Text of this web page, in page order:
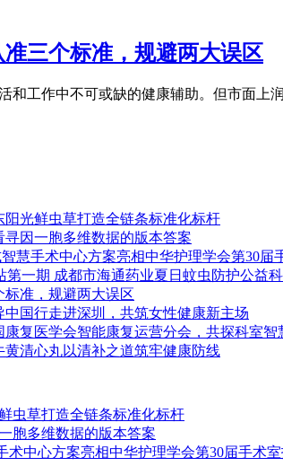
三个标准，规避两大误区
和工作中不可或缺的健康辅助。但市面
光鲜虫草打造全链条标准化标杆
因一胞多维数据的版本答案
慧手术中心方案亮相中华护理学会第30届
一期 成都市海通药业夏日蚊虫防护公益
准，规避两大误区
中国行走进深圳，共筑女性健康新主场
康复医学会智能康复运营分会，共探科室智
清心丸以清补之道筑牢健康防线
虫草打造全链条标准化标杆
胞多维数据的版本答案
术中心方案亮相中华护理学会第30届手术